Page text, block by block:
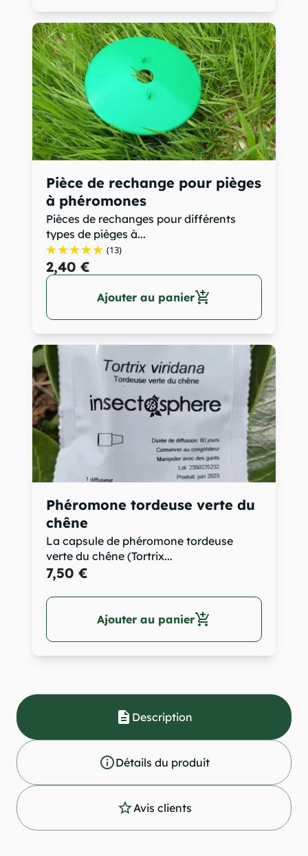
Pièce de rechange pour pièges
à phéromones
Pièces de rechanges pour différents
types de pièges à...
(13)
2,40 €
Ajouter au panieradd_shopping_cart
Phéromone tordeuse verte du
chêne
La capsule de phéromone tordeuse
verte du chêne (Tortrix...
7,50 €
Ajouter au panieradd_shopping_cart
description Description
info_outlineDétails du produit
star_outlineAvis clients